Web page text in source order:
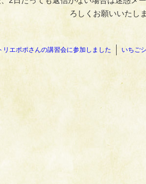
ろしくお願いいたし
リエポポさんの講習会に参加しました いちご